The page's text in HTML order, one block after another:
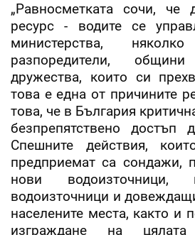
„Равносметката сочи, че
ресурс - водите се
министерства, няколко
разпоредители,
дружества, които си
това е една от причините
това, че в България
безпрепятствено достъп
Спешните действия,
предприемат са сондажи,
нови водоизточници,
водоизточници и
населените места, както и
изграждане на